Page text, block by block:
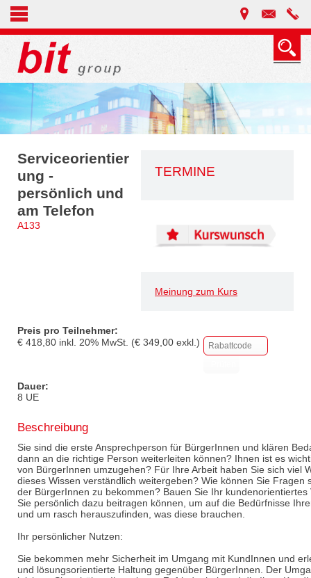
TERMINE
Meinung zum Kurs
Serviceorientier
ung -
persönlich und
am Telefon
A133
Preis pro Teilnehmer:
€ 418,80 inkl. 20% MwSt. (€ 349,00 exkl.)
Dauer:
8 UE
Beschreibung
Sie sind die erste Ansprechperson für BürgerInnen und klären
dann an die richtige Person weiterleiten können? Ihnen ist es
von BürgerInnen umzugehen? Für Ihre Arbeit haben Sie sich viel
dieses Wissen verständlich weitergeben? Wie können Sie Fragen
der BürgerInnen zu bekommen? Bauen Sie Ihr
Sie persönlich dazu beitragen können, um auf die Bedürfnisse
und um rasch herauszufinden, was diese brauchen.
Ihr persönlicher Nutzen:
Sie bekommen mehr Sicherheit im Umgang mit KundInnen und
und lösungsorientierte Haltung gegenüber BürgerInnen. Der